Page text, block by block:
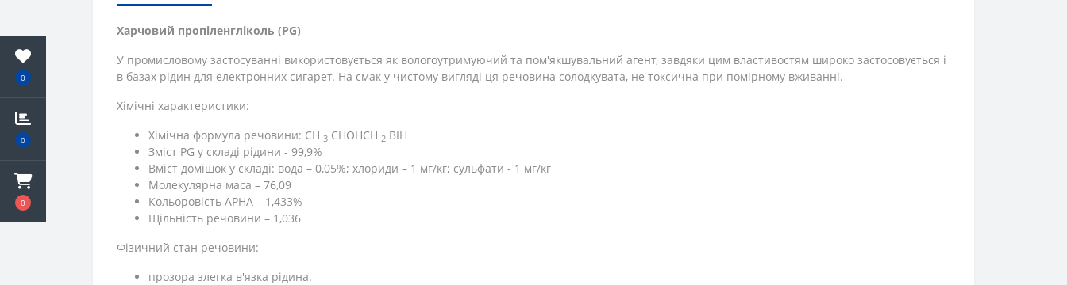
0
0
0
Харчовий пропіленгліколь (PG)
У промисловому застосуванні використовується як вологоутримуючий та пом'якшувальний агент, завдяки цим властивостям широко застосовується і
в базах рідин для електронних сигарет. На смак у чистому вигляді ця речовина солодкувата, не токсична при помірному вживанні.
Хімічні характеристики:
Хімічна формула речовини: СН 3 СНОНСН 2 ВІН
Зміст PG у складі рідини - 99,9%
Вміст домішок у складі: вода – 0,05%; хлориди – 1 мг/кг; сульфати - 1 мг/кг
Молекулярна маса – 76,09
Кольоровість APHA – 1,433%
Щільність речовини – 1,036
Фізичний стан речовини:
прозора злегка в'язка рідина.